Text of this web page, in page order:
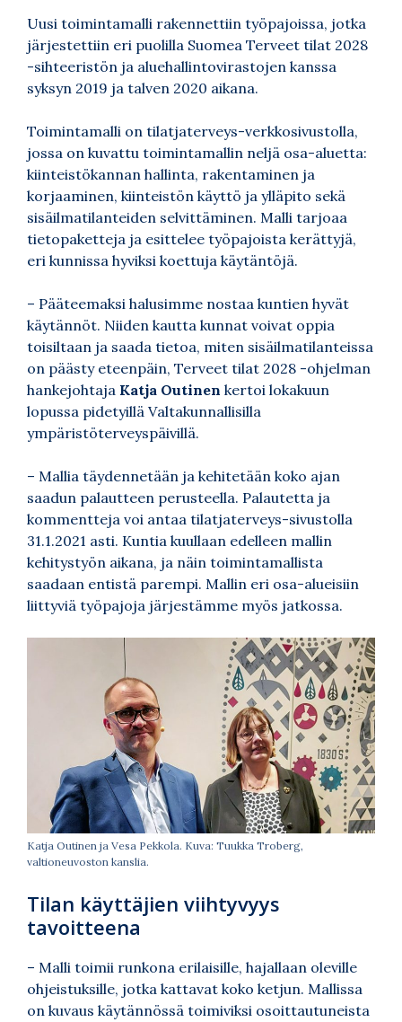
Uusi toimintamalli rakennettiin työpajoissa, jotka
järjestettiin eri puolilla Suomea Terveet tilat 2028
-sihteeristön ja aluehallintovirastojen kanssa
syksyn 2019 ja talven 2020 aikana.
Toimintamalli on tilatjaterveys-verkkosivustolla,
jossa on kuvattu toimintamallin neljä osa-aluetta:
kiinteistökannan hallinta, rakentaminen ja
korjaaminen, kiinteistön käyttö ja ylläpito sekä
sisäilmatilanteiden selvittäminen. Malli tarjoaa
tietopaketteja ja esittelee työpajoista kerättyjä,
eri kunnissa hyviksi koettuja käytäntöjä.
– Pääteemaksi halusimme nostaa kuntien hyvät
käytännöt. Niiden kautta kunnat voivat oppia
toisiltaan ja saada tietoa, miten sisäilmatilanteissa
on päästy eteenpäin, Terveet tilat 2028 -ohjelman
hankejohtaja Katja Outinen kertoi lokakuun
lopussa pidetyillä Valtakunnallisilla
ympäristöterveyspäivillä.
– Mallia täydennetään ja kehitetään koko ajan
saadun palautteen perusteella. Palautetta ja
kommentteja voi antaa tilatjaterveys-sivustolla
31.1.2021 asti. Kuntia kuullaan edelleen mallin
kehitystyön aikana, ja näin toimintamallista
saadaan entistä parempi. Mallin eri osa-alueisiin
liittyviä työpajoja järjestämme myös jatkossa.
Katja Outinen ja Vesa Pekkola. Kuva: Tuukka Troberg,
valtioneuvoston kanslia.
Tilan käyttäjien viihtyvyys
tavoitteena
– Malli toimii runkona erilaisille, hajallaan oleville
ohjeistuksille, jotka kattavat koko ketjun. Mallissa
on kuvaus käytännössä toimiviksi osoittautuneista